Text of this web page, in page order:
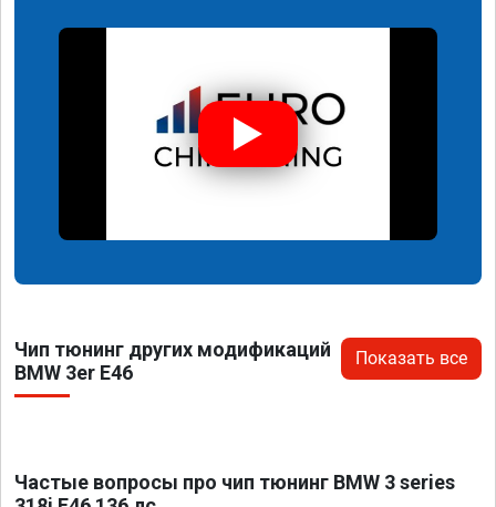
Чип тюнинг других модификаций
BMW 3er E46
Показать все
Частые вопросы про чип тюнинг BMW 3 series